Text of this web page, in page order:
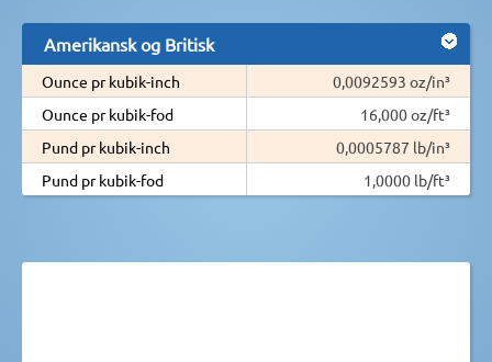
Amerikansk og Britisk
Ounce pr kubik-inch
0,0092593 oz/in³
Ounce pr kubik-fod
16,000 oz/ft³
Pund pr kubik-inch
0,0005787 lb/in³
Pund pr kubik-fod
1,0000 lb/ft³